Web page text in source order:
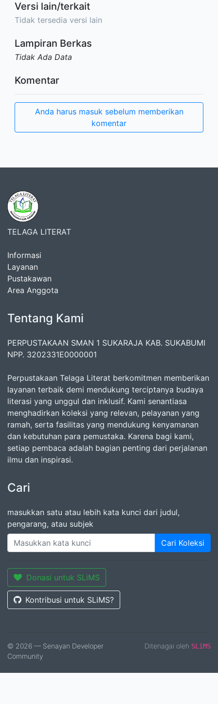
Versi lain/terkait
Tidak tersedia versi lain
Lampiran Berkas
Tidak Ada Data
Komentar
Anda harus masuk sebelum memberikan
komentar
TELAGA LITERAT
Informasi
Layanan
Pustakawan
Area Anggota
Tentang Kami
PERPUSTAKAAN SMAN 1 SUKARAJA KAB. SUKABUMI
NPP. 3202331E0000001
Perpustakaan Telaga Literat berkomitmen memberikan
layanan terbaik demi mendukung terciptanya budaya
literasi yang unggul dan inklusif. Kami senantiasa
menghadirkan koleksi yang relevan, pelayanan yang
ramah, serta fasilitas yang mendukung kenyamanan
dan kebutuhan para pemustaka. Karena bagi kami,
setiap pembaca adalah bagian penting dari perjalanan
ilmu dan inspirasi.
Cari
masukkan satu atau lebih kata kunci dari judul,
pengarang, atau subjek
Cari Koleksi
Donasi untuk SLiMS
Kontribusi untuk SLiMS?
© 2026 — Senayan Developer
Community
Ditenagai oleh SLiMS